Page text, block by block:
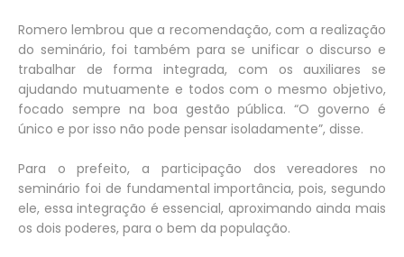
Romero lembrou que a recomendação, com a realização
do seminário, foi também para se unificar o discurso e
trabalhar de forma integrada, com os auxiliares se
ajudando mutuamente e todos com o mesmo objetivo,
focado sempre na boa gestão pública. “O governo é
único e por isso não pode pensar isoladamente”, disse.
Para o prefeito, a participação dos vereadores no
seminário foi de fundamental importância, pois, segundo
ele, essa integração é essencial, aproximando ainda mais
os dois poderes, para o bem da população.